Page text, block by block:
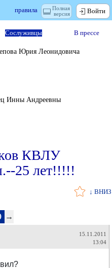
Полная
версия
правила Войти
Сослуживцы В прессе
Юрия Леонидовича
Инны Андреевны
КВЛУ
25 лет!!!!!
↓ ВНИЗ
→
15.11.2011
13:04